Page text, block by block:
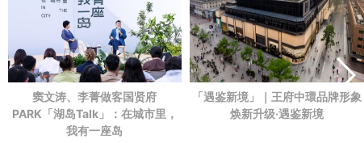
窦文涛、李菁做客国贤府
PARK 「湖岛Talk」：在城市里，
我有一座岛
「遇鉴新境」｜王府中環品牌形象
焕新升级·遇鉴新境